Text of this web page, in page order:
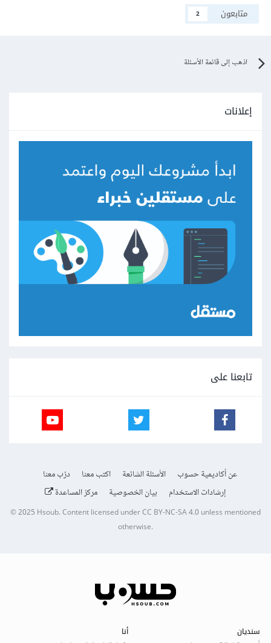
متابعون
2
اذهب إلى قائمة الأسئلة
إعلانات
تابعنا على
عن أكاديمية حسوب الأسئلة الشائعة اكتب معنا
درّب معنا
إرشادات الاستخدام
بيان الخصوصية مركز المساعدة
© 2025Hsoub.Content licensed underCC BY-NC-SA 4.0unless mentioned
otherwise.